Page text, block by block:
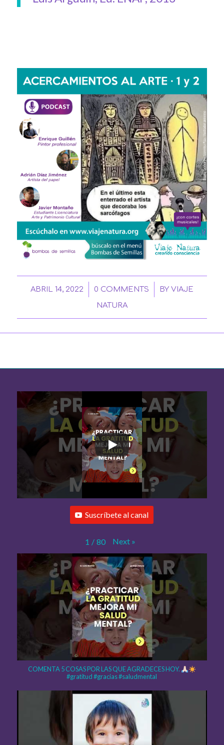
ABRIL 14, 2022
/ 0 COMMENTS
/ BY VIAJE
NATURA
Suscríbete al canal
1 / 80 Next »
COMENTA 5 COSAS POR LAS QUE AGRADECES HOY.
#gratitud #gracias #saludmental